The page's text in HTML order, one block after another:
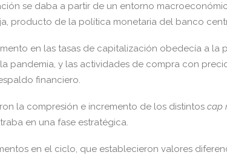
se daba a partir de un entorno
producto de la política monetaria del banco
en las tasas de capitalización obedecía a la
pandemia, y las actividades de compra con
financiero.
la compresión e incremento de los distintos cap
en una fase estratégica.
en el ciclo, que establecieron valores